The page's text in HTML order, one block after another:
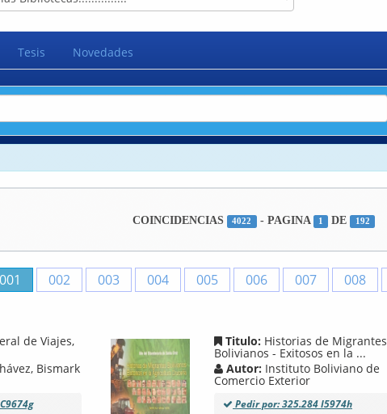
Tesis Novedades
COINCIDENCIAS 4022 - PAGINA 1 DE 192
001 002 003 004 005 006 007 008
de Viajes,
Bismark
Titulo: Historias de Migrantes
Bolivianos - Exitosos en la ...
Autor: Instituto Boliviano de
Comercio Exterior
Pedir por: 325.284 I5974h